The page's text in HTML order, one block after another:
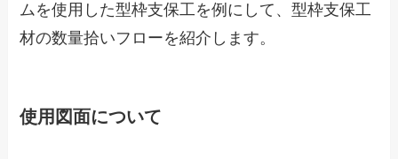
ムを使用した型枠支保工を例にして、型枠支保工
材の数量拾いフローを紹介します。
使用図面について